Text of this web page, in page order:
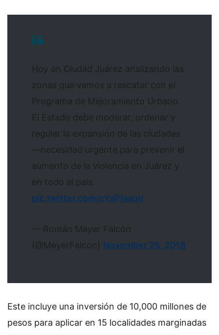
Hoy en Ciudad Juárez analizando las
zonas que vamos a rescatar con el
Programa de Mejoramiento Urbano.
El Estado debe moderar, ordenar y
regular la expansión de las ciudades
—necesidad urgente para prevenir el
aumento de la violencia en Juárez y
en todo el país.
pic.twitter.com/cYsPlaauIr
— Román Meyer Falcón
(@MeyerFalcon) November 25, 2018
Este incluye una inversión de 10,000 millones de
pesos para aplicar en 15 localidades marginadas